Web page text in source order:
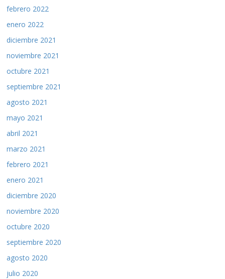
febrero 2022
enero 2022
diciembre 2021
noviembre 2021
octubre 2021
septiembre 2021
agosto 2021
mayo 2021
abril 2021
marzo 2021
febrero 2021
enero 2021
diciembre 2020
noviembre 2020
octubre 2020
septiembre 2020
agosto 2020
julio 2020